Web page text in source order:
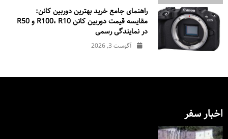
راهنمای جامع خرید بهترین دوربین کانن:
مقایسه قیمت دوربین کانن R100، R10 و R50
در نمایندگی رسمی
آگوست 3, 2026
اخبار سفر